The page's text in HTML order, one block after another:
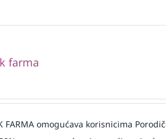
farma
FARMA omogućava korisnicima